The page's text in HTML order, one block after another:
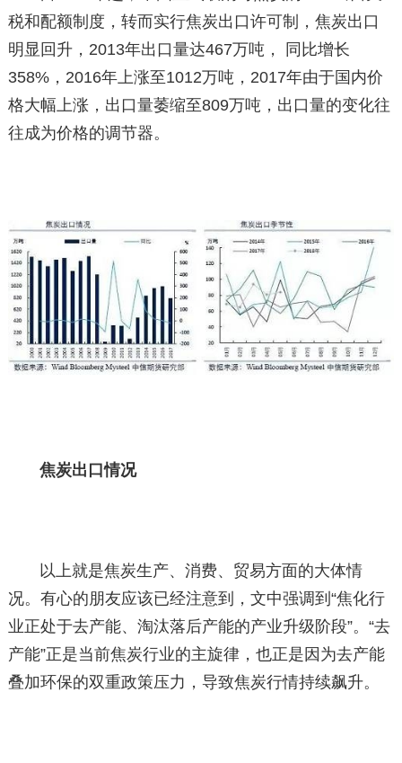
税和配额制度，转而实行焦炭出口许可制，焦炭出口
明显回升，2013年出口量达467万吨， 同比增长
358%，2016年上涨至1012万吨，2017年由于国内价
格大幅上涨，出口量萎缩至809万吨，出口量的变化往
往成为价格的调节器。
焦炭出口情况
以上就是焦炭生产、消费、贸易方面的大体情
况。有心的朋友应该已经注意到，文中强调到“焦化行
业正处于去产能、淘汰落后产能的产业升级阶段”。“去
产能”正是当前焦炭行业的主旋律，也正是因为去产能
叠加环保的双重政策压力，导致焦炭行情持续飙升。